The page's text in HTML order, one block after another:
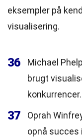
eksempler på
visualisering.
36
Michael
brugt
konkurrencer.
37
Oprah
opnå succes